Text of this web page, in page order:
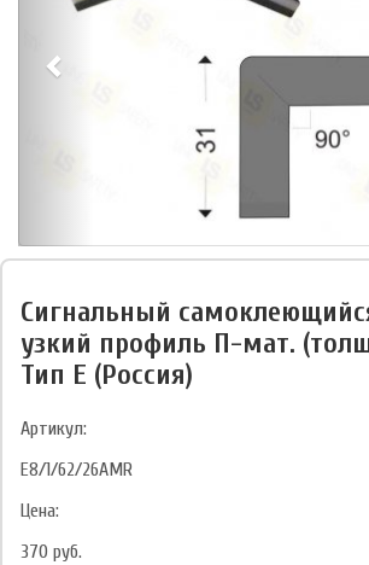
Сигнальный
узкий профиль П-мат.
Тип E (Россия)
Артикул:
E8/1/62/26AMR
Цена:
370 руб.